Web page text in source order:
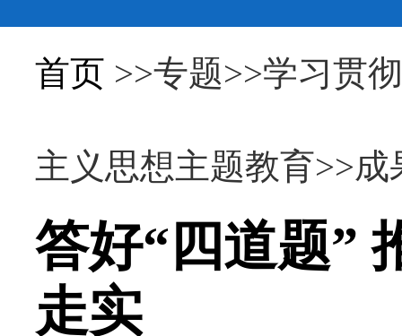
首页 >>专题>>学习贯
主义思想主题教育>>
答好“四道题”
走实